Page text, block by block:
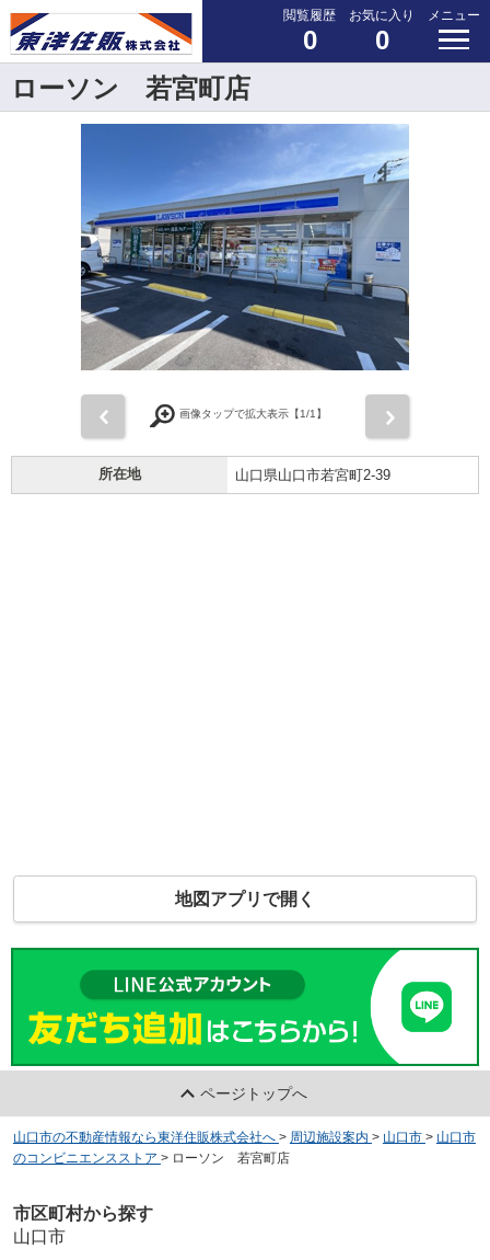
閲覧履歴
0
お気に入り
0
メニュー
ローソン 若宮町店
画像タップで拡大表示【1/1】
所在地 山口県山口市若宮町2-39
地図アプリで開く
ページトップへ
山口市の不動産情報なら東洋住販株式会社へ > 周辺施設案内 > 山口市 > 山口市
のコンビニエンスストア > ローソン 若宮町店
市区町村から探す
山口市